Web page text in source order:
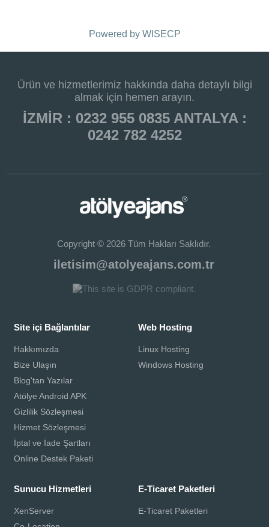
Powered by WISECP
Ürün ve hizmetlerimiz hakkında daha detaylı bilgi
almak için hemen arayın.
İZMİR : 0232 955 0835 ANTALYA :
0242 782 4252
Copyright © 2026 Tüm Hakları Saklıdır.
iletisim@atolyeajans.com.tr
Site içi Bağlantılar
Hakkımızda
Bize Ulaşın
Blog'tan Yazılar
Atölye Android APK
Gizlilik Sözleşmesi
Hizmet Sözleşmesi
İptal ve İade Şartları
Online Destek Paketi
Web Hosting
Linux Hosting
Windows Hosting
Sunucu Hizmetleri
XenServer
E-Ticaret Paketleri
E-Ticaret Paketleri